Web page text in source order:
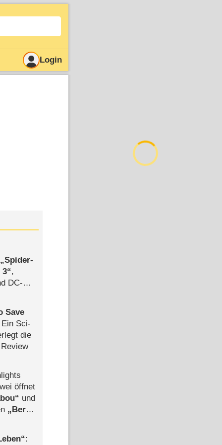
Login
Spider-
3 ,
DC-
Save
Ein Sci-
die
öffnet
und
Berlin
: